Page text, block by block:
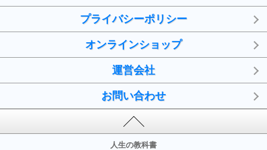
プライバシーポリシー
オンラインショップ
運営会社
お問い合わせ
人生の教科書